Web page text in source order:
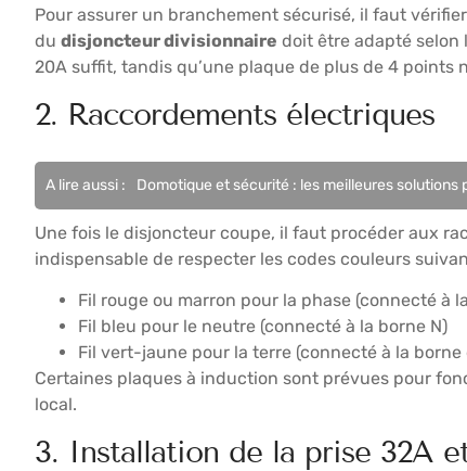
Pour assurer un branchement sécurisé, il faut
du disjoncteur divisionnaire doit être adapté selon
20A suffit, tandis qu’une plaque de plus de 4 points
2. Raccordements électriques
A lire aussi : Domotique et sécurité : les meilleures
Une fois le disjoncteur coupe, il faut procéder aux
indispensable de respecter les codes couleurs
Fil rouge ou marron pour la phase (connecté à
Fil bleu pour le neutre (connecté à la borne N)
Fil vert-jaune pour la terre (connecté à la borne
Certaines plaques à induction sont prévues pour
local.
3. Installation de la prise 32A